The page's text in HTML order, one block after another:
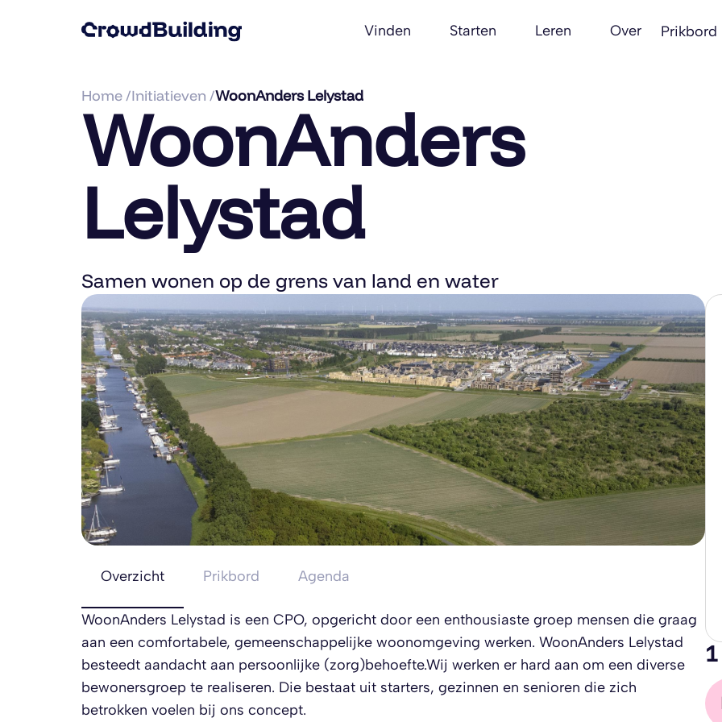
Vinden Starten Leren Over Prikbord
Home /Initiatieven /WoonAnders Lelystad
WoonAnders
Lelystad
Samen wonen op de grens van land en water
Overzicht Prikbord Agenda
WoonAnders Lelystad is een CPO, opgericht door een enthousiaste groep mensen die graag
aan een comfortabele, gemeenschappelijke woonomgeving werken. WoonAnders Lelystad
besteedt aandacht aan persoonlijke (zorg)behoefte.Wij werken er hard aan om een diverse
bewonersgroep te realiseren. Die bestaat uit starters, gezinnen en senioren die zich
betrokken voelen bij ons concept.